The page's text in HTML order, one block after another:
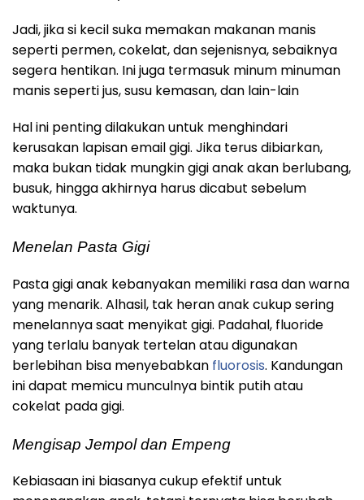
Jadi, jika si kecil suka memakan makanan manis
seperti permen, cokelat, dan sejenisnya, sebaiknya
segera hentikan. Ini juga termasuk minum minuman
manis seperti jus, susu kemasan, dan lain-lain
Hal ini penting dilakukan untuk menghindari
kerusakan lapisan email gigi. Jika terus dibiarkan,
maka bukan tidak mungkin gigi anak akan berlubang,
busuk, hingga akhirnya harus dicabut sebelum
waktunya.
Menelan Pasta Gigi
Pasta gigi anak kebanyakan memiliki rasa dan warna
yang menarik. Alhasil, tak heran anak cukup sering
menelannya saat menyikat gigi. Padahal, fluoride
yang terlalu banyak tertelan atau digunakan
berlebihan bisa menyebabkan fluorosis. Kandungan
ini dapat memicu munculnya bintik putih atau
cokelat pada gigi.
Mengisap Jempol dan Empeng
Kebiasaan ini biasanya cukup efektif untuk